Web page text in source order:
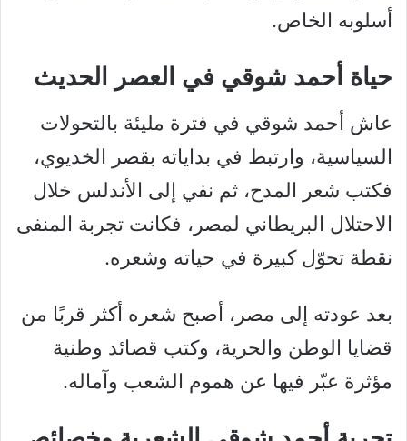
أسلوبه الخاص.
حياة أحمد شوقي في العصر الحديث
عاش أحمد شوقي في فترة مليئة بالتحولات
السياسية، وارتبط في بداياته بقصر الخديوي،
فكتب شعر المدح، ثم نفي إلى الأندلس خلال
الاحتلال البريطاني لمصر، فكانت تجربة المنفى
نقطة تحوّل كبيرة في حياته وشعره.
بعد عودته إلى مصر، أصبح شعره أكثر قربًا من
قضايا الوطن والحرية، وكتب قصائد وطنية
مؤثرة عبّر فيها عن هموم الشعب وآماله.